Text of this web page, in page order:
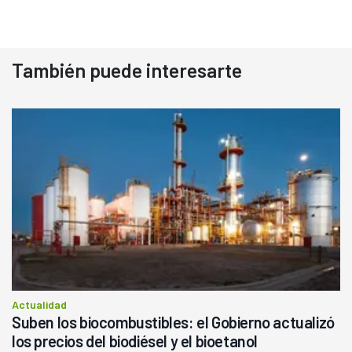
También puede interesarte
Actualidad
Suben los biocombustibles: el Gobierno actualizó
los precios del biodiésel y el bioetanol